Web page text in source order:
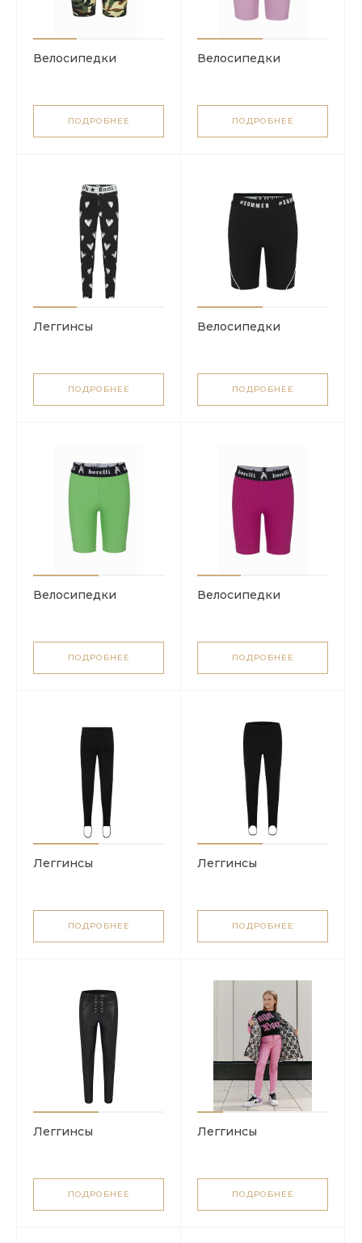
Велосипедки
ПОДРОБНЕЕ
Велосипедки
ПОДРОБНЕЕ
Леггинсы
ПОДРОБНЕЕ
Велосипедки
ПОДРОБНЕЕ
Велосипедки
ПОДРОБНЕЕ
Велосипедки
ПОДРОБНЕЕ
Леггинсы
ПОДРОБНЕЕ
Леггинсы
ПОДРОБНЕЕ
Леггинсы
ПОДРОБНЕЕ
Леггинсы
ПОДРОБНЕЕ